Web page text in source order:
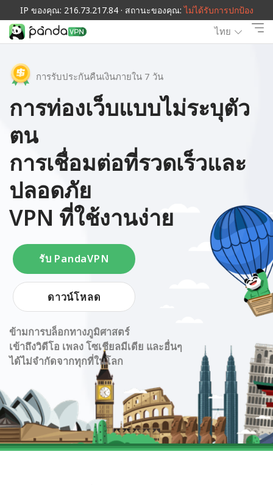
IP ของคุณ: 216.73.217.84 · สถานะของคุณ:ไม่ได้รับการปกป้อง
ไทย
การรับประกันคืนเงินภายใน 7 วัน
การท่องเว็บแบบไม่ระบุตัว
ตน
การเชื่อมต่อที่รวดเร็วและ
ปลอดภัย
VPN ที่ใช้งานง่าย
รับ PandaVPN
ดาวน์โหลด
ข้ามการบล็อกทางภูมิศาสตร์
เข้าถึงวิดีโอ เพลง โซเชียลมีเดีย และอื่นๆ
ได้ไม่จำกัดจากทุกที่ในโลก